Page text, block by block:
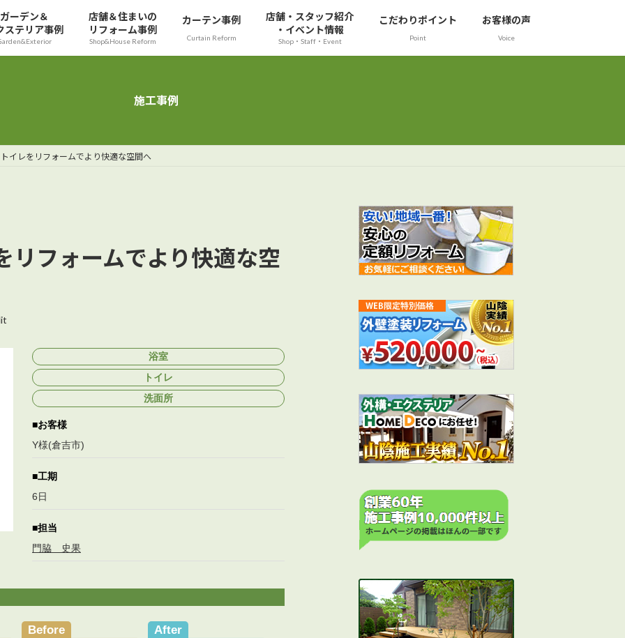
ガーデン＆
ステリア事例
店舗＆住まいの
リフォーム事例
Shop&House Reform
カーテン事例
Curtain Reform
店舗・スタッフ紹介
・イベント情報
Shop・Staff・Event
こだわりポイント
Point
お客様の声
Voice
施工事例
イレをリフォームでより快適な空間へ
リフォームでより快適な空
浴室
トイレ
洗面所
お客様
Y様(倉吉市)
工期
6日
担当
門脇 史果
Before After